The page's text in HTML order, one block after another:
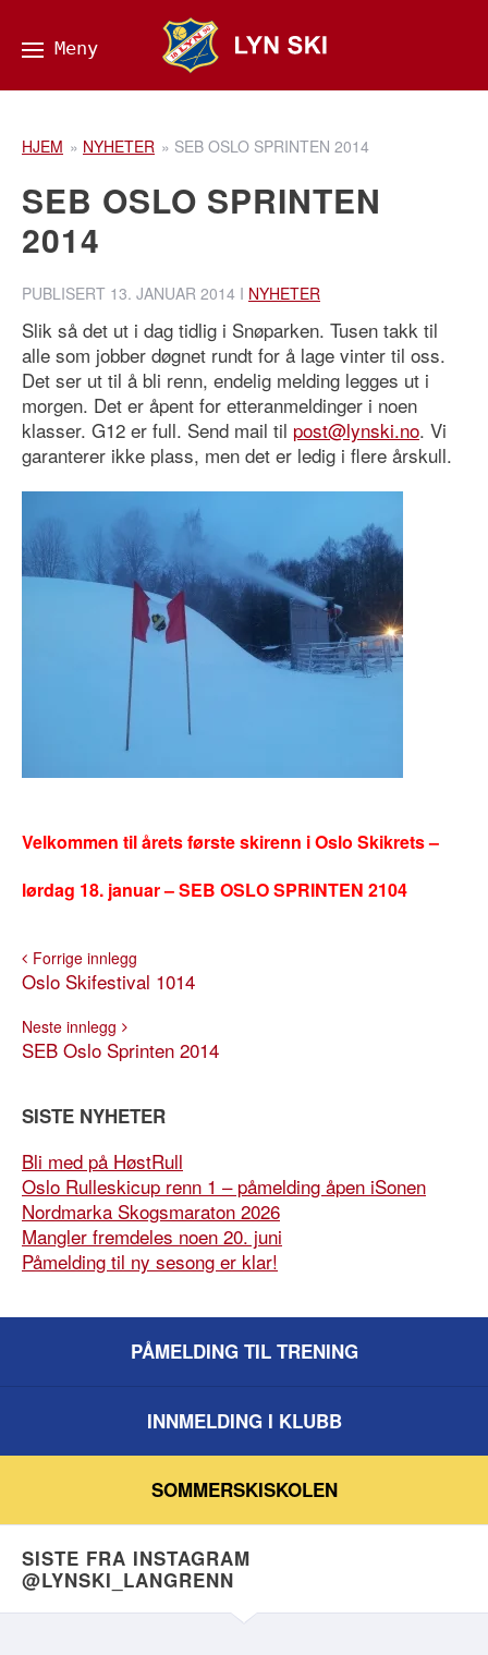
HJEM » NYHETER » SEB OSLO SPRINTEN 2014
SEB OSLO SPRINTEN
2014
PUBLISERT 13. JANUAR 2014 I NYHETER
Slik så det ut i dag tidlig i Snøparken. Tusen takk til
alle som jobber døgnet rundt for å lage vinter til oss.
Det ser ut til å bli renn, endelig melding legges ut i
morgen. Det er åpent for etteranmeldinger i noen
klasser. G12 er full. Send mail til post@lynski.no. Vi
garanterer ikke plass, men det er ledig i flere årskull.
Velkommen til årets første skirenn i Oslo Skikrets –
lørdag 18. januar – SEB OSLO SPRINTEN 2104
Forrige innlegg
Oslo Skifestival 1014
Neste innlegg
SEB Oslo Sprinten 2014
SISTE NYHETER
Bli med på HøstRull
Oslo Rulleskicup renn 1 – påmelding åpen iSonen
Nordmarka Skogsmaraton 2026
Mangler fremdeles noen 20. juni
Påmelding til ny sesong er klar!
PÅMELDING TIL TRENING
INNMELDING I KLUBB
SOMMERSKISKOLEN
SISTE FRA INSTAGRAM
@LYNSKI_LANGRENN